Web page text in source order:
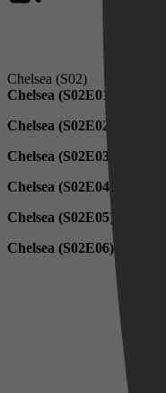
Chelsea (S02)
Chelsea (S02E01)
Chelsea (S02E02)
Chelsea (S02E03)
Chelsea (S02E04)
Chelsea (S02E05)
Chelsea (S02E06)